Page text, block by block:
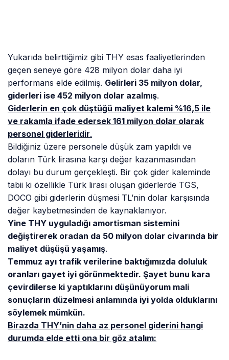
Cumhurbaşkanı TOBB üyelerine ve iş adamlarına
personel istihdamı yapılması için söylevlerde
bulunurken, ilginçtir ki, THY personel alımı değil
işten çıkarma yapıyor.
Bu stratejileri devam ederse, uçak sayısı
azalacağından, sene sonuna kadar yeniden işten
çıkartılmalar devam edecek diyebiliriz.THY bunu
Cumhurbaşkanına nasıl izah edecek merak konusu
Diğer firmalar THY’yi örnek verirse kim ne diyebilir.
Bunla berber THY Do&Co dan yaklaşık 1.500 kişi ve
TGS’den de işten çıkarmalar olmuştur.
Arz edilen koltuk kilometre, kilometre başına gider
ve gelir olarak karşılaştırma tablosu da aşağıda yer
almaktadır: